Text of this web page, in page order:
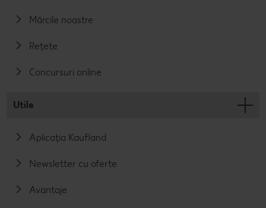
Mărcile noastre
Rețete
Concursuri online
Utile
Aplicația Kaufland
Newsletter cu oferte
Avantaje